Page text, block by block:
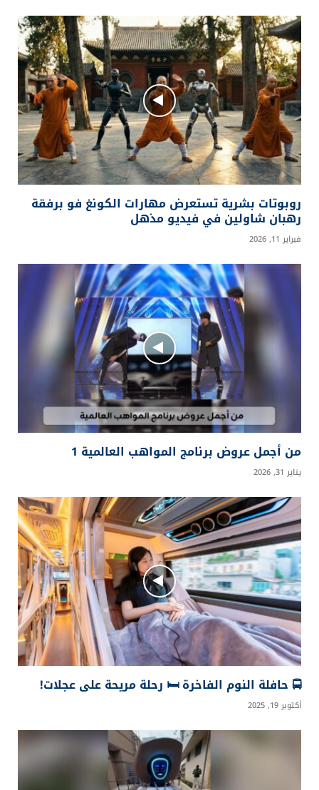
روبوتات بشرية تستعرض مهارات الكونغ فو برفقة
رهبان شاولين في فيديو مذهل
فبراير 11, 2026
من أجمل عروض برنامج المواهب العالمية 1
يناير 31, 2026
🚍 حافلة النوم الفاخرة 🛏️ رحلة مريحة على عجلات!
أكتوبر 19, 2025